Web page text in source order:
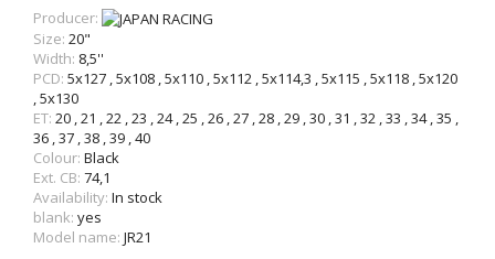
Producer:
Size: 20"
Width: 8,5''
PCD: 5x127 ,5x108 ,5x110 ,5x112 ,5x114,3 ,5x115 ,5x118 ,5x120
,5x130
ET: 20 ,21 ,22 ,23 ,24,25 ,26 ,27 ,28 ,29 ,30 ,31 ,32 ,33 ,34,35 ,
36 ,37 ,38 ,39 ,40
Colour: Black
Ext. CB: 74,1
Availability: In stock
blank: yes
Model name: JR21